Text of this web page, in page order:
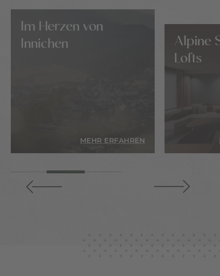
Im Herzen von
Innichen
MEHR ERFAHREN
Alpine
Lofts